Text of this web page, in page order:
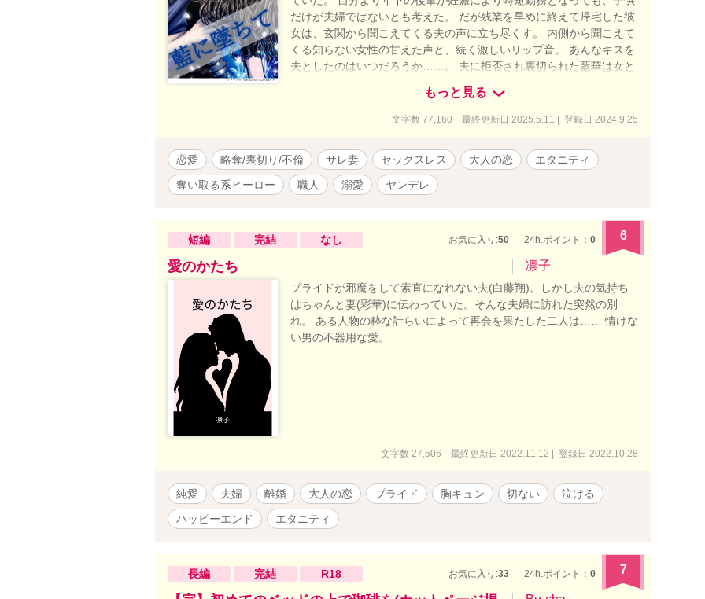
だけが夫婦ではないとも考えた。 だが残業を早めに終えて帰宅した彼
女は、玄関から聞こえてくる夫の声に立ち尽くす。 内側から聞こえて
くる知らない女性の甘えた声と、続く激しいリップ音。 あんなキスを
夫としたのはいつだろうか……。 夫に拒否され裏切られた藍華は女と
折、同僚に誘われた彼女は徳島県へと旅行することに。 同僚に案内さ
れた染工房で出会ったのは、顔に火傷の痕がある職人、蔵色蒅（くら
ながらも互いの傷に触れ、惹かれ合っていく。 薄い色ならまだ、引き
返せた。 けれどもう、色は濃く深くなってしまって…… セックスレ
ス、実家の問題、義母との関係、出産、仕事……現代女性を取り巻く
さまざまな難題の中、誰にも心を癒してもらえなかった女性は、ただ
ら、堕ちていく――― 人は誰しも、愛されたいのだ。 これを不倫と呼
ぶか、純愛と呼ぶかはあなた次第。 ※この作品には挿絵が入ります。
※要はサレ妻が心も身体もイケメンに奪われて幸せになるお話です。
（身も蓋もない） ※作者は不倫を推奨しているわけではありません。
お話のテーマに『略奪』があるため、こういった設定となっておりま
す。 （作者個人としては浮気・不倫した人は去勢されてしまえ、とい
う考えです。ただ不遇な人は報われてほしいな、とも思います。一途
な女性を裏切る奴ぁ地獄に落ちろってね！）
もっと見る
文字数 77,160 | 最終更新日 2025.5.11 | 登録日 2024.9.25
恋愛 略奪/裏切り/不倫 サレ妻 セックスレス 大人の恋
エタニティ
奪い取る系ヒーロー
職人 溺愛 ヤンデレ
短編 完結 なし お気に入り:50 24h.ポイント： 0 6
愛のかたち 凛子
プライドが邪魔をして素直になれない夫(白藤翔)。しかし夫の気持ち
はちゃんと妻(彩華)に伝わっていた。そんな夫婦に訪れた突然の別
れ。 ある人物の粋な計らいによって再会を果たした二人は…… 情けな
い男の不器用な愛。
文字数 27,506 | 最終更新日 2022.11.12 | 登録日 2022.10.28
純愛 夫婦 離婚 大人の恋 プライド 胸キュン 切ない
泣ける
ハッピーエンド
エタニティ
長編 完結 R18 お気に入り:33 24h.ポイント： 0 7